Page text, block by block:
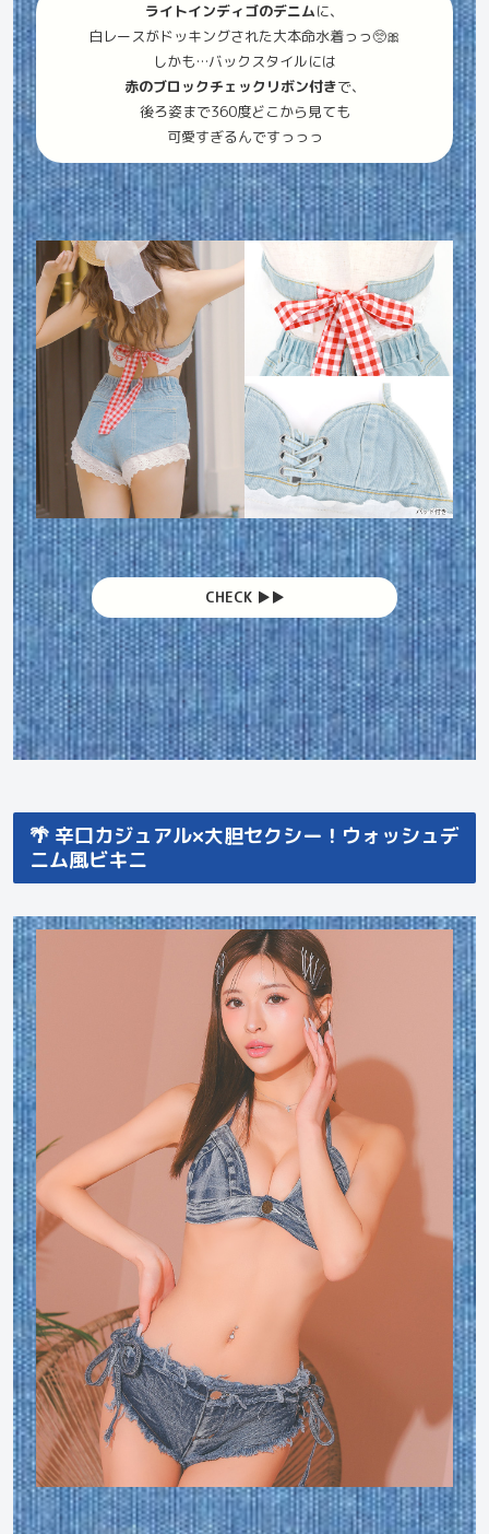
ライトインディゴのデニムに、
白レースがドッキングされた大本命水着っっ🥺🎀
しかも…バックスタイルには
赤のブロックチェックリボン付きで、
後ろ姿まで360度どこから見ても
可愛すぎるんですっっっ
CHECK ▶︎▶︎
🌴 辛口カジュアル×大胆セクシー！ウォッシュデ
ニム風ビキニ